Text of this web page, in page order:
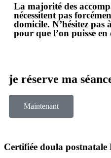
La majorité des
nécessitent pas
domicile. N’hésitez pas
pour que l’on puisse en
je réserve ma
Maintenant
Certifiée doula postnatale